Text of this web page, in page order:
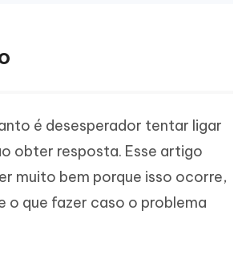
é desesperador tentar ligar
obter resposta. Esse artigo
muito bem porque isso ocorre,
o que fazer caso o problema